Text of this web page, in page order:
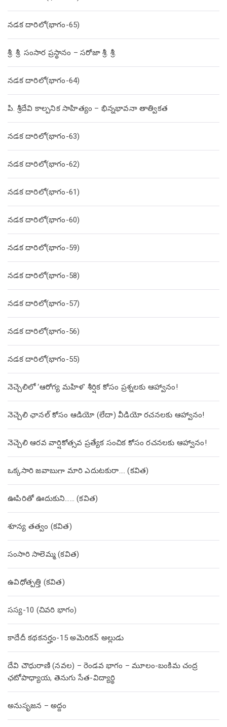
నడక దారిలో(భాగం-65)
శ్రీ. శ్రీ. సంసార ప్రస్థానం – సరోజా శ్రీ. శ్రీ.
నడక దారిలో(భాగం-64)
పి. శ్రీదేవి కాల్పనిక సాహిత్యం – భిన్నభావనా తాత్వికత
నడక దారిలో(భాగం-63)
నడక దారిలో(భాగం-62)
నడక దారిలో(భాగం-61)
నడక దారిలో(భాగం-60)
నడక దారిలో(భాగం-59)
నడక దారిలో(భాగం-58)
నడక దారిలో(భాగం-57)
నడక దారిలో(భాగం-56)
నడక దారిలో(భాగం-55)
నెచ్చెలిలో ‘ఆరోగ్య మహిళ’ శీర్షిక కోసం ప్రశ్నలకు ఆహ్వానం!
నెచ్చెలి ఛానల్ కోసం ఆడియో (లేదా) వీడియో రచనలకు ఆహ్వానం!
నెచ్చెలి ఆరవ వార్షికోత్సవ ప్రత్యేక సంచిక కోసం రచనలకు ఆహ్వానం!
ఒక్కసారి జవాబుగా మారి ఎదుటకురా…. (కవిత)
ఊపిరితో ఊదుకుని…… (కవిత)
శూన్య తత్వం (కవిత)
సంసారి సాలెమ్మ (కవిత)
ఉవిధోత్పత్తి (కవిత)
సస్య-10 (చివరి భాగం)
కాదేదీ కథకనర్హం-15 అమెరికన్ అల్లుడు
దేవి చౌధురాణి (నవల) – రెండవ భాగం – మూలం-బంకిమ చంద్ర
ఛటోపాధ్యాయ, తెనుగు సేత-విద్యార్థి
అనుసృజన – అద్దం